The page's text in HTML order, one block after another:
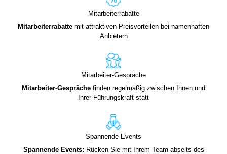
Mitarbeiterrabatte
Mitarbeiterrabatte mit attraktiven Preisvorteilen bei namenhaften
Anbietern
Mitarbeiter-Gespräche
Mitarbeiter-Gespräche finden regelmäßig zwischen Ihnen und
Ihrer Führungskraft statt
Spannende Events
Spannende Events: Rücken Sie mit Ihrem Team abseits des